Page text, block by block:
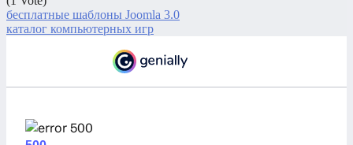
бесплатные шаблоны Joomla 3.0
каталог компьютерных игр